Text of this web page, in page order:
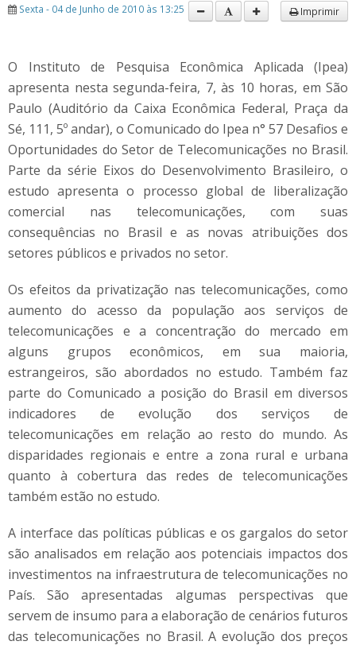
Sexta - 04 de Junho de 2010 às 13:25
Imprimir
O Instituto de Pesquisa Econômica Aplicada (Ipea)
apresenta nesta segunda-feira, 7, às 10 horas, em São
Paulo (Auditório da Caixa Econômica Federal, Praça da
Sé, 111, 5º andar), o Comunicado do Ipea n° 57 Desafios e
Oportunidades do Setor de Telecomunicações no Brasil.
Parte da série Eixos do Desenvolvimento Brasileiro, o
estudo apresenta o processo global de liberalização
comercial nas telecomunicações, com suas
consequências no Brasil e as novas atribuições dos
setores públicos e privados no setor.
Os efeitos da privatização nas telecomunicações, como
aumento do acesso da população aos serviços de
telecomunicações e a concentração do mercado em
alguns grupos econômicos, em sua maioria,
estrangeiros, são abordados no estudo. Também faz
parte do Comunicado a posição do Brasil em diversos
indicadores de evolução dos serviços de
telecomunicações em relação ao resto do mundo. As
disparidades regionais e entre a zona rural e urbana
quanto à cobertura das redes de telecomunicações
também estão no estudo.
A interface das políticas públicas e os gargalos do setor
são analisados em relação aos potenciais impactos dos
investimentos na infraestrutura de telecomunicações no
País. São apresentadas algumas perspectivas que
servem de insumo para a elaboração de cenários futuros
das telecomunicações no Brasil. A evolução dos preços